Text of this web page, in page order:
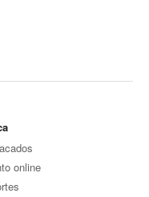
online